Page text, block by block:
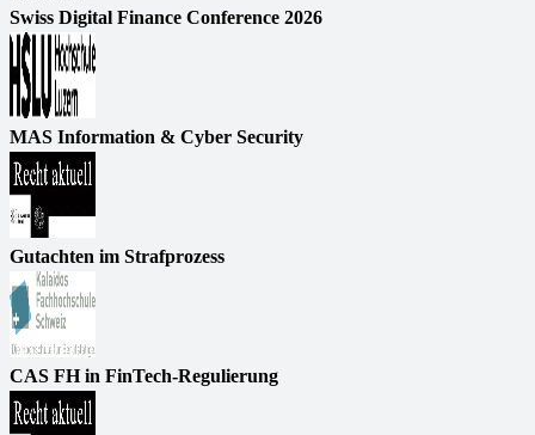
Swiss Digital Finance Conference 2026
MAS Information & Cyber Security
Gutachten im Strafprozess
CAS FH in FinTech-Regulierung